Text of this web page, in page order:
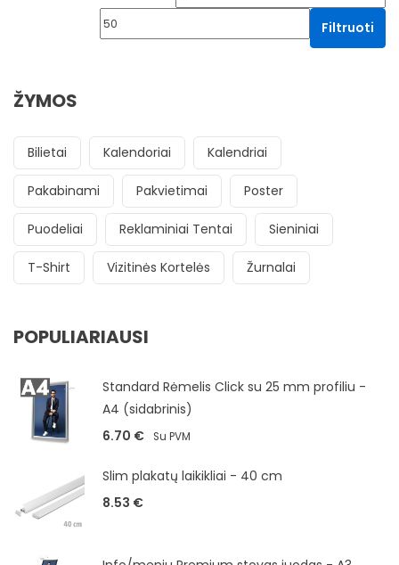
Filtruoti
ŽYMOS
Bilietai Kalendoriai Kalendriai
Pakabinami Pakvietimai Poster
Puodeliai Reklaminiai Tentai Sieniniai
T-Shirt Vizitinės Kortelės Žurnalai
POPULIARIAUSI
Standard Rėmelis Click su 25 mm profiliu -
A4 (sidabrinis)
6.70 € Su PVM
Slim plakatų laikikliai - 40 cm
8.53 €